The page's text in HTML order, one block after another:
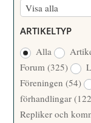
M
/
Å
R
Visa alla
R
F
A
T
T
A
ARTIKELTYP
Alla
Forum(325)
Föreningen(54)
förhandlingar
Repliker och